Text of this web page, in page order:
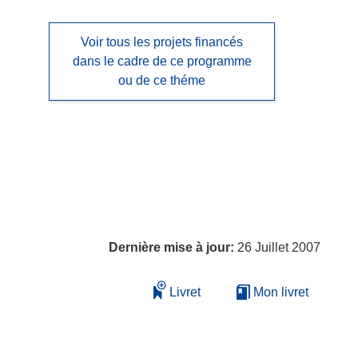
Voir tous les projets financés
dans le cadre de ce programme
ou de ce théme
Dernière mise à jour: 26 Juillet 2007
Livret Mon livret